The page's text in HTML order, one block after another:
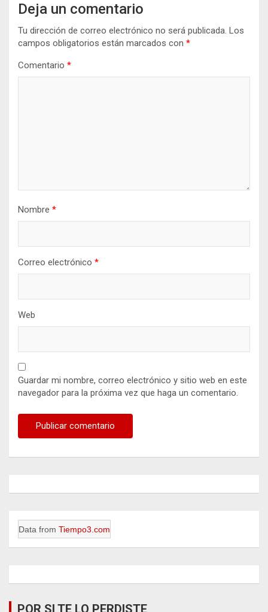
Deja un comentario
Tu dirección de correo electrónico no será publicada. Los
campos obligatorios están marcados con *
Comentario *
Nombre *
Correo electrónico *
Web
Guardar mi nombre, correo electrónico y sitio web en este
navegador para la próxima vez que haga un comentario.
Data from Tiempo3.com